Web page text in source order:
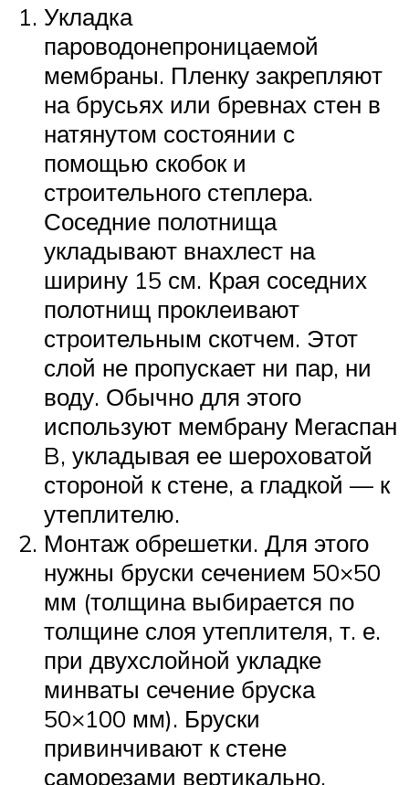
Укладка
пароводонепроницаемой
мембраны. Пленку закрепляют
на брусьях или бревнах стен в
натянутом состоянии с
помощью скобок и
строительного степлера.
Соседние полотнища
укладывают внахлест на
ширину 15 см. Края соседних
полотнищ проклеивают
строительным скотчем. Этот
слой не пропускает ни пар, ни
воду. Обычно для этого
используют мембрану Мегаспан
B, укладывая ее шероховатой
стороной к стене, а гладкой — к
утеплителю.
Монтаж обрешетки. Для этого
нужны бруски сечением 50×50
мм (толщина выбирается по
толщине слоя утеплителя, т. е.
при двухслойной укладке
минваты сечение бруска
50×100 мм). Бруски
привинчивают к стене
саморезами вертикально.